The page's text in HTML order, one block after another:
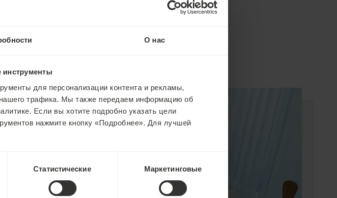
О нас
инструменты
для персонализации контента и рекламы,
трафика. Мы также передаем информацию об
Если вы хотите подробно указать цели
нажмите кнопку «Подробнее». Для лучшей
Статистические Маркетинговые